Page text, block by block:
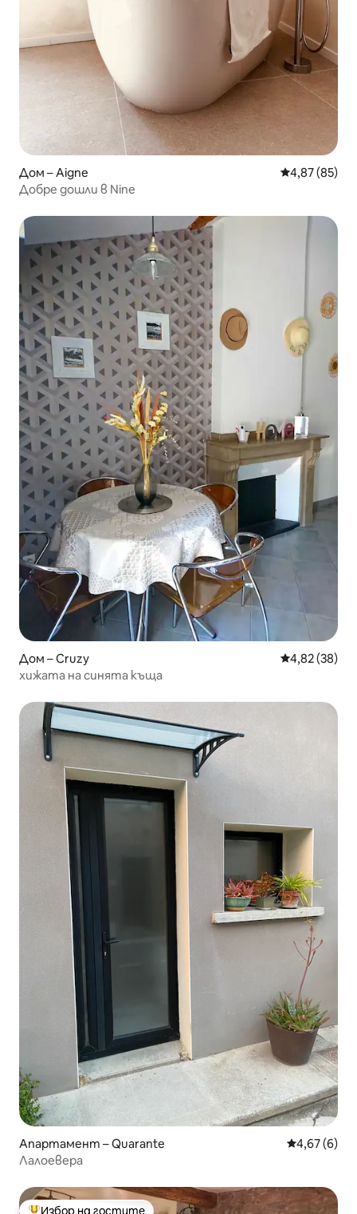
Дом – Aigne Средна
4,87 (85)
Добре дошли в Nine
Дом – Cruzy Средна
4,82 (38)
хижата на синята къща
Апартамент – Quarante Средна
4,67 (6)
Лалоевера
Избор на гостите